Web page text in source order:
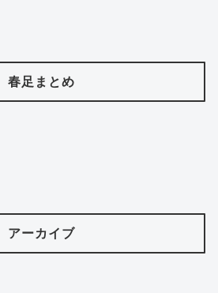
春足まとめ
アーカイブ